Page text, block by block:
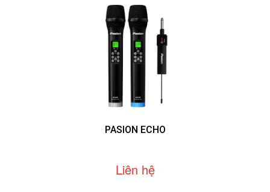
PASION ECHO
Liên hệ